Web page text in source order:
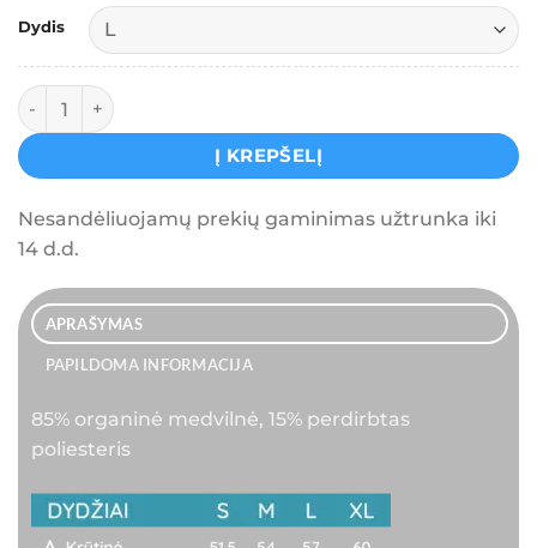
Dydis
produkto kiekis: Džemperis su iliustracija "Klausau James
Į KREPŠELĮ
Nesandėliuojamų prekių gaminimas užtrunka iki
14 d.d.
APRAŠYMAS
PAPILDOMA INFORMACIJA
85% organinė medvilnė, 15% perdirbtas
poliesteris